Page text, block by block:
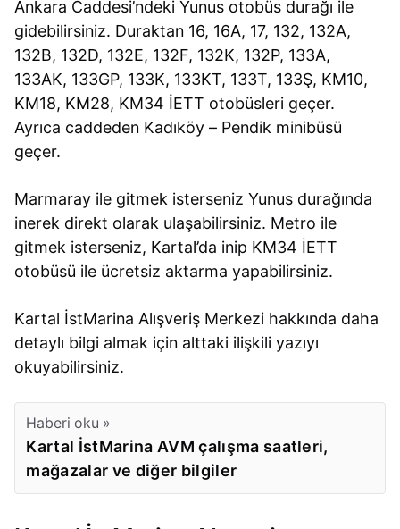
Ankara Caddesi’ndeki Yunus otobüs durağı ile
gidebilirsiniz. Duraktan 16, 16A, 17, 132, 132A,
132B, 132D, 132E, 132F, 132K, 132P, 133A,
133AK, 133GP, 133K, 133KT, 133T, 133Ş, KM10,
KM18, KM28, KM34 İETT otobüsleri geçer.
Ayrıca caddeden Kadıköy – Pendik minibüsü
geçer.
Marmaray ile gitmek isterseniz Yunus durağında
inerek direkt olarak ulaşabilirsiniz. Metro ile
gitmek isterseniz, Kartal’da inip KM34 İETT
otobüsü ile ücretsiz aktarma yapabilirsiniz.
Kartal İstMarina Alışveriş Merkezi hakkında daha
detaylı bilgi almak için alttaki ilişkili yazıyı
okuyabilirsiniz.
Haberi oku »
Kartal İstMarina AVM çalışma saatleri,
mağazalar ve diğer bilgiler